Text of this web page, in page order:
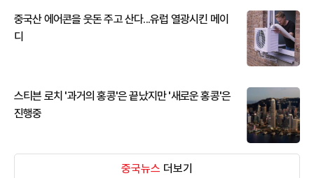
중국산 에어콘을 웃돈 주고 산다...유럽 열광시킨 메이
디
스티븐 로치 '과거의 홍콩'은 끝났지만 '새로운 홍콩'은
진행중
중국뉴스 더보기